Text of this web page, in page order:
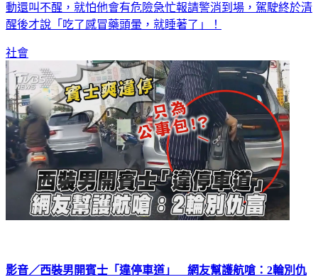
動還叫不醒，就怕他會有危險急忙報請警消到場，駕駛終於清
醒後才說「吃了感冒藥頭暈，就睡著了」！
社會
影音／西裝男開賓士「違停車道」 網友幫護航嗆：2輪別仇